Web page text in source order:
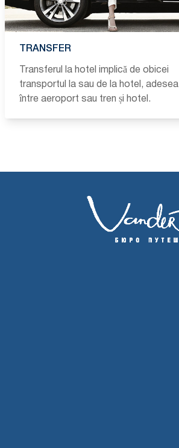
TRANSFER
Transferul la hotel implică de obicei
transportul la sau de la hotel, adesea
între aeroport sau tren și hotel.